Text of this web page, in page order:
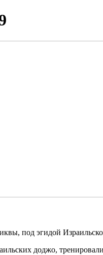
под эгидой
доджо,